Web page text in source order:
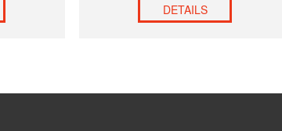
DETAILS